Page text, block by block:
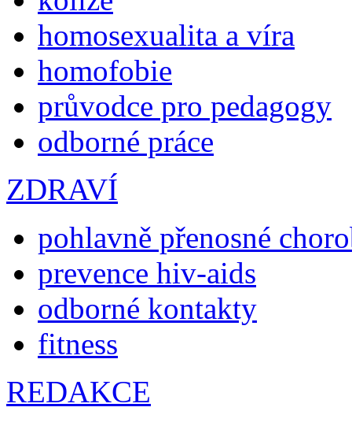
homosexualita a víra
homofobie
průvodce pro pedagogy
odborné práce
ZDRAVÍ
pohlavně přenosné
prevence hiv-aids
odborné kontakty
fitness
REDAKCE